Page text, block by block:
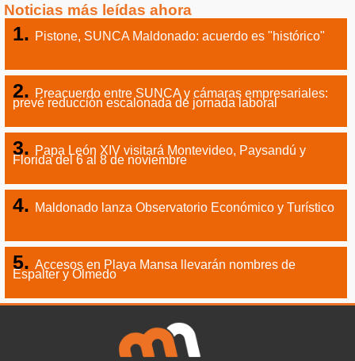
Noticias más leídas ahora
Pistone, SUNCA Maldonado: acuerdo es "histórico"
Preacuerdo entre SUNCA y cámaras empresariales:
prevé reducción escalonada de jornada laboral
Papa León XIV visitará Montevideo, Paysandú y
Florida del 6 al 8 de noviembre
Maldonado lanza Observatorio Económico y Turístico
Accesos en Playa Mansa llevarán nombres de
Espalter y Olmedo